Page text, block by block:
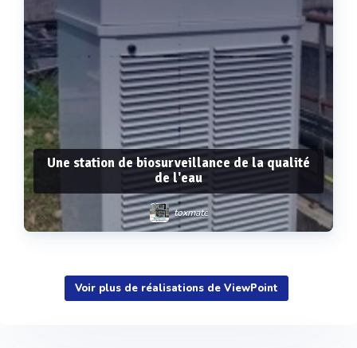
Une station de biosurveillance de la qualité
de l'eau
toxmate
Voir plus
Voir plus de réalisations de ViewPoint